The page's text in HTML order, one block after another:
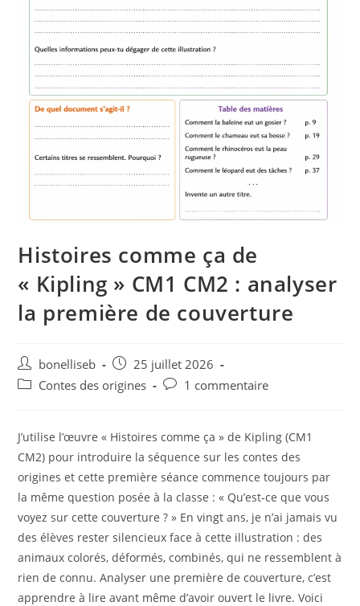
Histoires comme ça de
« Kipling » CM1 CM2 : analyser
la première de couverture
bonelliseb
25 juillet 2026
Contes des origines
1 commentaire
J’utilise l’œuvre « Histoires comme ça » de Kipling (CM1
CM2) pour introduire la séquence sur les contes des
origines et cette première séance commence toujours par
la même question posée à la classe : « Qu’est-ce que vous
voyez sur cette couverture ? » En vingt ans, je n’ai jamais vu
des élèves rester silencieux face à cette illustration : des
animaux colorés, déformés, combinés, qui ne ressemblent à
rien de connu. Analyser une première de couverture, c’est
apprendre à lire avant même d’avoir ouvert le livre. Voici